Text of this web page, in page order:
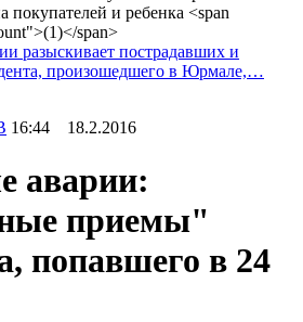
разыскивает пострадавших и
произошедшего в Юрмале,…
16:44 18.2.2016
аварии:
приемы"
попавшего в 24